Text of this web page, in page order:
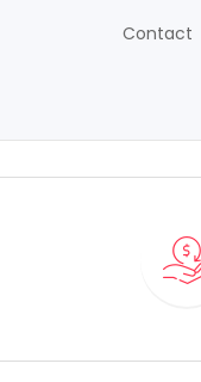
Contact